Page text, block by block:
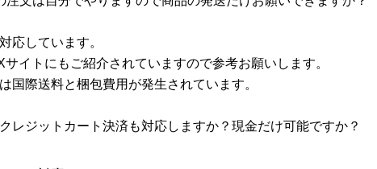
応しています。
サイトにもご紹介されていますので参考お願いします。
国際送料と梱包費用が発生されています。
レジットカート決済も対応しますか？現金だけ可能ですか？